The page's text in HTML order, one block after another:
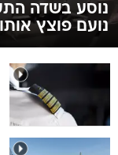
נוסע בשדה
נועם פוצץ